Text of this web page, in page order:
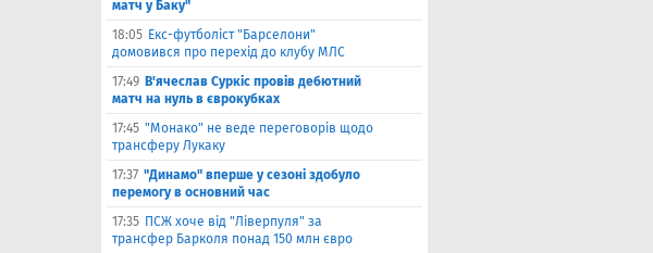
матч у Баку"
18:05 Екс-футболіст "Барселони"
домовився про перехід до клубу МЛС
17:49 В'ячеслав Суркіс провів дебютний
матч на нуль в єврокубках
17:45 "Монако" не веде переговорів щодо
трансферу Лукаку
17:37 "Динамо" вперше у сезоні здобуло
перемогу в основний час
17:35 ПСЖ хоче від "Ліверпуля" за
трансфер Барколя понад 150 млн євро